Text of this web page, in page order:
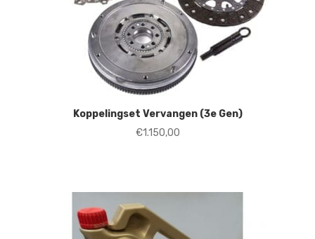
Koppelingset Vervangen (3e Gen)
€1.150,00